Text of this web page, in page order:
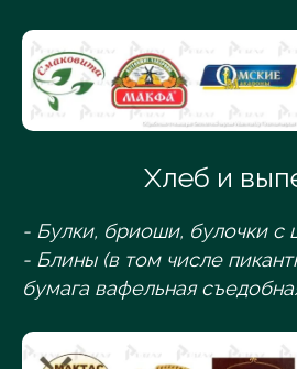
Хлеб и
- Булки, бриоши, булочки с
- Блины (в том числе
бумага вафельная